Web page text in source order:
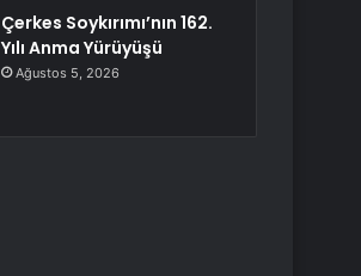
Çerkes Soykırımı’nın 162.
Yılı Anma Yürüyüşü
Ağustos 5, 2026